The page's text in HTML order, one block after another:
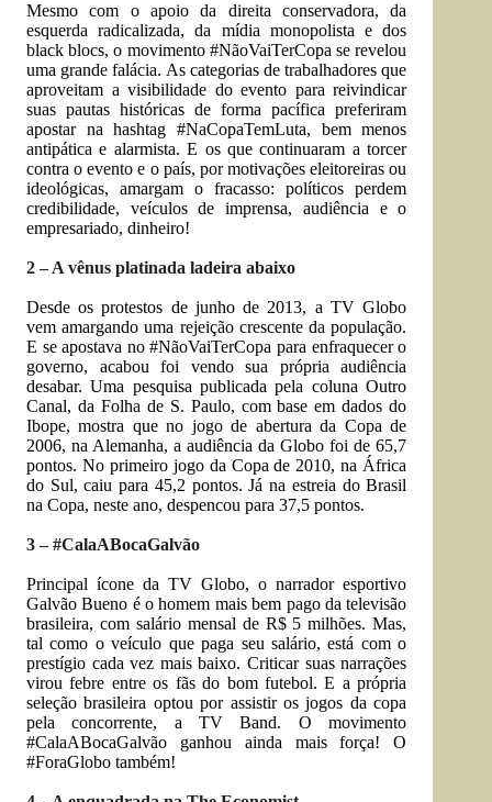
Mesmo com o apoio da direita conservadora, da
esquerda radicalizada, da mídia monopolista e dos
black blocs, o movimento #NãoVaiTerCopa se revelou
uma grande falácia. As categorias de trabalhadores que
aproveitam a visibilidade do evento para reivindicar
suas pautas históricas de forma pacífica preferiram
apostar na hashtag #NaCopaTemLuta, bem menos
antipática e alarmista. E os que continuaram a torcer
contra o evento e o país, por motivações eleitoreiras ou
ideológicas, amargam o fracasso: políticos perdem
credibilidade, veículos de imprensa, audiência e o
empresariado, dinheiro!
2 – A vênus platinada ladeira abaixo
Desde os protestos de junho de 2013, a TV Globo
vem amargando uma rejeição crescente da população.
E se apostava no #NãoVaiTerCopa para enfraquecer o
governo, acabou foi vendo sua própria audiência
desabar. Uma pesquisa publicada pela coluna Outro
Canal, da Folha de S. Paulo, com base em dados do
Ibope, mostra que no jogo de abertura da Copa de
2006, na Alemanha, a audiência da Globo foi de 65,7
pontos. No primeiro jogo da Copa de 2010, na África
do Sul, caiu para 45,2 pontos. Já na estreia do Brasil
na Copa, neste ano, despencou para 37,5 pontos.
3 – #CalaABocaGalvão
Principal ícone da TV Globo, o narrador esportivo
Galvão Bueno é o homem mais bem pago da televisão
brasileira, com salário mensal de R$ 5 milhões. Mas,
tal como o veículo que paga seu salário, está com o
prestígio cada vez mais baixo. Criticar suas narrações
virou febre entre os fãs do bom futebol. E a própria
seleção brasileira optou por assistir os jogos da copa
pela concorrente, a TV Band. O movimento
#CalaABocaGalvão ganhou ainda mais força! O
#ForaGlobo também!